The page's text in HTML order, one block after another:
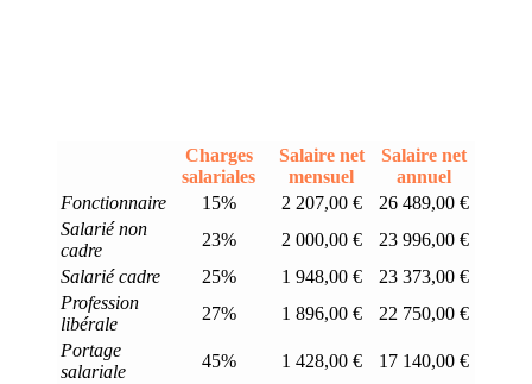
Charges
salariales
Salaire net
mensuel
Salaire net
annuel
Fonctionnaire
15% 2 207,00 €
26 489,00 €
Salarié non
cadre
23% 2 000,00 €
23 996,00 €
Salarié cadre
25% 1 948,00 €
23 373,00 €
Profession
libérale
27% 1 896,00 €
22 750,00 €
Portage
salariale
45% 1 428,00 € 17 140,00 €